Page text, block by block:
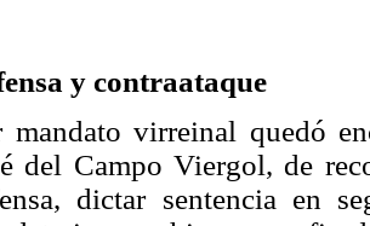
y contraataque
mandato virreinal quedó
del Campo Viergol, de
dictar sentencia en